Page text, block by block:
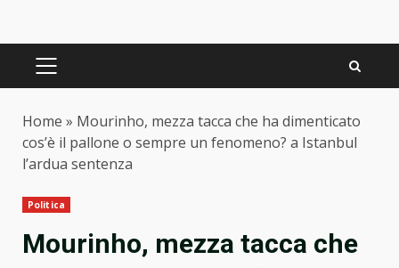
PRIMARY
Home » Mourinho, mezza tacca che ha dimenticato
cos’è il pallone o sempre un fenomeno? a Istanbul
l’ardua sentenza
Politica
Mourinho, mezza tacca che